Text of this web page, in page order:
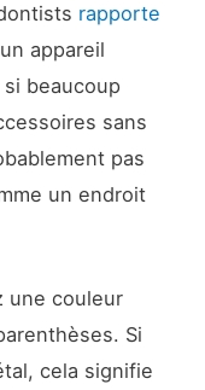
rapporte
appareil
si beaucoup
sans
pas
un endroit
une couleur
Si
cela signifie